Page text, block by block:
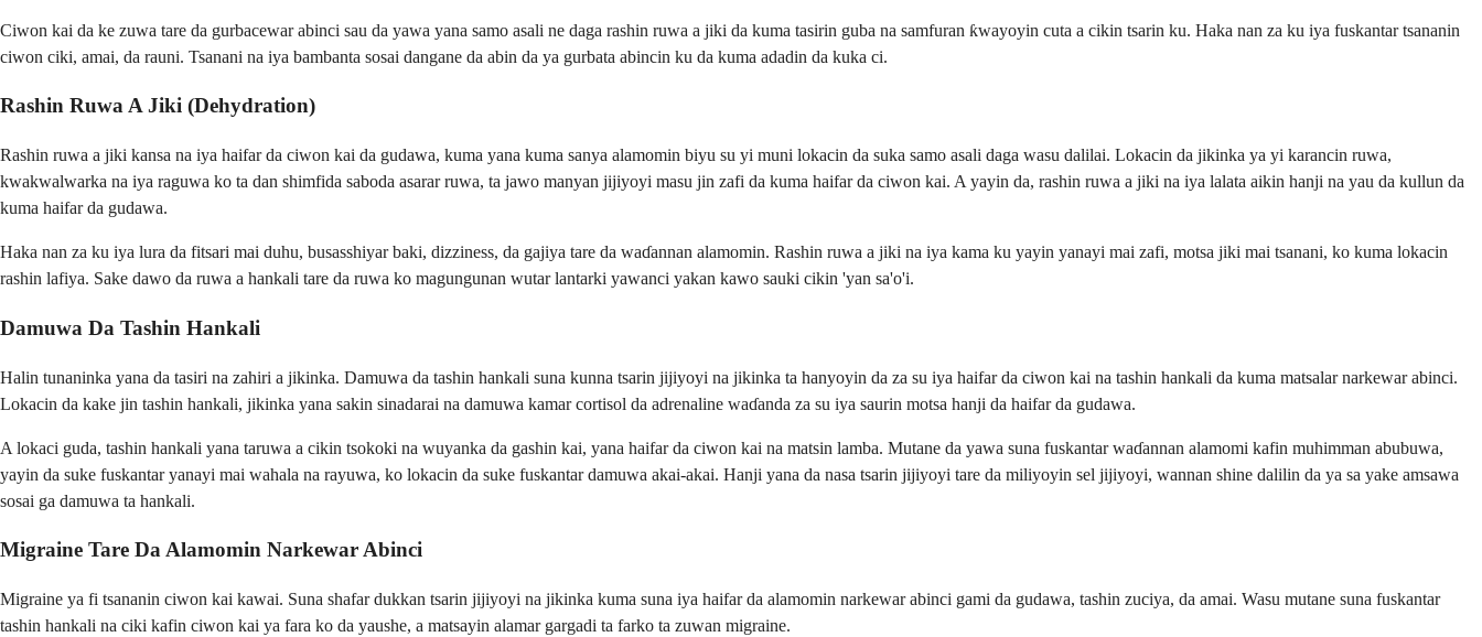
Ciwon kai da ke zuwa tare da gurbacewar abinci sau da yawa yana samo asali ne daga rashin ruwa a jiki da kuma tasirin guba na samfuran ƙwayoyin cuta a cikin tsarin ku. Haka nan za ku iya fuskantar tsananin
ciwon ciki, amai, da rauni. Tsanani na iya bambanta sosai dangane da abin da ya gurbata abincin ku da kuma adadin da kuka ci.
Rashin Ruwa A Jiki (Dehydration)
Rashin ruwa a jiki kansa na iya haifar da ciwon kai da gudawa, kuma yana kuma sanya alamomin biyu su yi muni lokacin da suka samo asali daga wasu dalilai. Lokacin da jikinka ya yi karancin ruwa,
kwakwalwarka na iya raguwa ko ta dan shimfida saboda asarar ruwa, ta jawo manyan jijiyoyi masu jin zafi da kuma haifar da ciwon kai. A yayin da, rashin ruwa a jiki na iya lalata aikin hanji na yau da kullun da
kuma haifar da gudawa.
Haka nan za ku iya lura da fitsari mai duhu, busasshiyar baki, dizziness, da gajiya tare da waɗannan alamomin. Rashin ruwa a jiki na iya kama ku yayin yanayi mai zafi, motsa jiki mai tsanani, ko kuma lokacin
rashin lafiya. Sake dawo da ruwa a hankali tare da ruwa ko magungunan wutar lantarki yawanci yakan kawo sauki cikin 'yan sa'o'i.
Damuwa Da Tashin Hankali
Halin tunaninka yana da tasiri na zahiri a jikinka. Damuwa da tashin hankali suna kunna tsarin jijiyoyi na jikinka ta hanyoyin da za su iya haifar da ciwon kai na tashin hankali da kuma matsalar narkewar abinci.
Lokacin da kake jin tashin hankali, jikinka yana sakin sinadarai na damuwa kamar cortisol da adrenaline waɗanda za su iya saurin motsa hanji da haifar da gudawa.
A lokaci guda, tashin hankali yana taruwa a cikin tsokoki na wuyanka da gashin kai, yana haifar da ciwon kai na matsin lamba. Mutane da yawa suna fuskantar waɗannan alamomi kafin muhimman abubuwa,
yayin da suke fuskantar yanayi mai wahala na rayuwa, ko lokacin da suke fuskantar damuwa akai-akai. Hanji yana da nasa tsarin jijiyoyi tare da miliyoyin sel jijiyoyi, wannan shine dalilin da ya sa yake amsawa
sosai ga damuwa ta hankali.
Migraine Tare Da Alamomin Narkewar Abinci
Migraine ya fi tsananin ciwon kai kawai. Suna shafar dukkan tsarin jijiyoyi na jikinka kuma suna iya haifar da alamomin narkewar abinci gami da gudawa, tashin zuciya, da amai. Wasu mutane suna fuskantar
tashin hankali na ciki kafin ciwon kai ya fara ko da yaushe, a matsayin alamar gargadi ta farko ta zuwan migraine.